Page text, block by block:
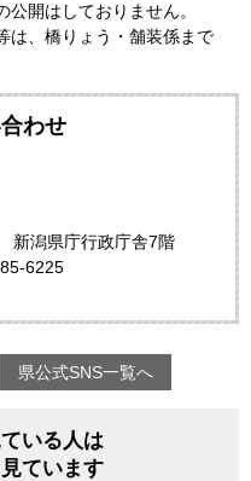
開はしておりません。
、橋りょう・舗装係まで
わせ
新潟県庁行政庁舎7階
6225
県公式SNS一覧へ
いる人は
ています